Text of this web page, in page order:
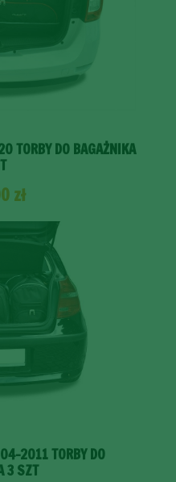
TORBY DO BAGAŻNIKA
zł
2011 TORBY DO
3 SZT